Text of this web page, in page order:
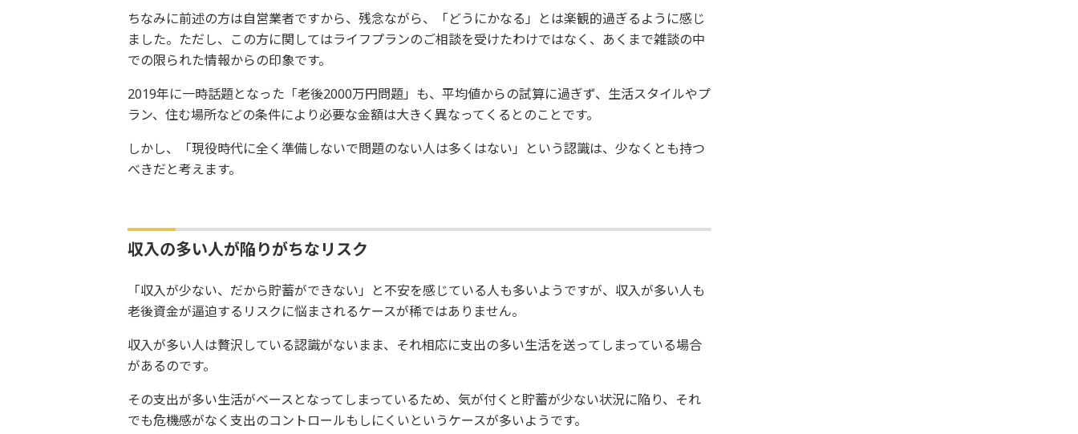
ちなみに前述の方は自営業者ですから、残念ながら、「どうにかなる」とは楽観的過ぎるように感じ
ました。ただし、この方に関してはライフプランのご相談を受けたわけではなく、あくまで雑談の中
での限られた情報からの印象です。
2019年に一時話題となった「老後2000万円問題」も、平均値からの試算に過ぎず、生活スタイルやプ
ラン、住む場所などの条件により必要な金額は大きく異なってくるとのことです。
しかし、「現役時代に全く準備しないで問題のない人は多くはない」という認識は、少なくとも持つ
べきだと考えます。
収入の多い人が陥りがちなリスク
「収入が少ない、だから貯蓄ができない」と不安を感じている人も多いようですが、収入が多い人も
老後資金が逼迫するリスクに悩まされるケースが稀ではありません。
収入が多い人は贅沢している認識がないまま、それ相応に支出の多い生活を送ってしまっている場合
があるのです。
その支出が多い生活がベースとなってしまっているため、気が付くと貯蓄が少ない状況に陥り、それ
でも危機感がなく支出のコントロールもしにくいというケースが多いようです。